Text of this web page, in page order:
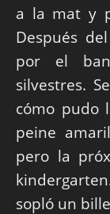
a la mat y
Después
por el
silvestres.
cómo pudo
peine
pero la
sopló un